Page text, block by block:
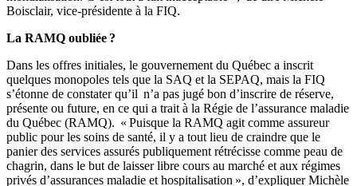
Boisclair, vice-présidente à la FIQ.
La RAMQ oubliée ?
Dans les offres initiales, le gouvernement du Québec a inscrit
quelques monopoles tels que la SAQ et la SEPAQ, mais la FIQ
s’étonne de constater qu’il n’a pas jugé bon d’inscrire de réserve,
présente ou future, en ce qui a trait à la Régie de l’assurance maladie
du Québec (RAMQ). « Puisque la RAMQ agit comme assureur
public pour les soins de santé, il y a tout lieu de craindre que le
panier des services assurés publiquement rétrécisse comme peau de
chagrin, dans le but de laisser libre cours au marché et aux régimes
privés d’assurances maladie et hospitalisation », d’expliquer Michèle